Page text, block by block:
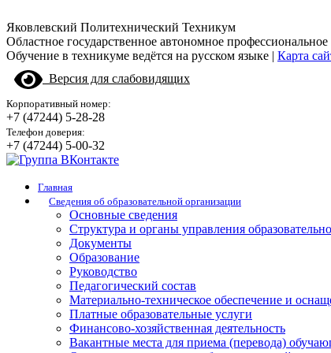
Яковлевский Политехнический Техникум
Областное государственное автономное
Обучение в техникуме ведётся на русском языке | Карта
Версия для слабовидящих
Корпоративный номер:
+7 (47244) 5-28-28
Телефон доверия:
+7 (47244) 5-00-32
Главная
Сведения об образовательной организации
Основные сведения
Структура и органы управления
Документы
Образование
Руководство
Педагогический состав
Материально-техническое обеспечение и
Платные образовательные услуги
Финансово-хозяйственная деятельность
Вакантные места для приема (перевода)